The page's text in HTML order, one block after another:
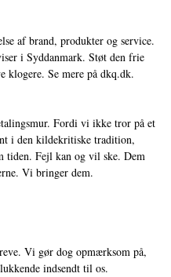
af brand, produkter og service.
i Syddanmark. Støt den frie
Se mere på dkq.dk.
Fordi vi ikke tror på et
i den kildekritiske tradition,
tiden. Fejl kan og vil ske. Dem
Vi bringer dem.
Vi gør dog opmærksom på,
indsendt til os.